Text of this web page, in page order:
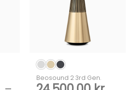
Beosound 2 3rd Gen.